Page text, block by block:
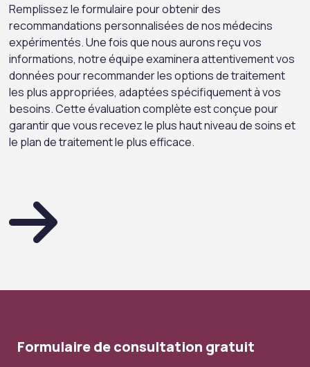
Remplissez le formulaire pour obtenir des
recommandations personnalisées de nos médecins
expérimentés. Une fois que nous aurons reçu vos
informations, notre équipe examinera attentivement vos
données pour recommander les options de traitement
les plus appropriées, adaptées spécifiquement à vos
besoins. Cette évaluation complète est conçue pour
garantir que vous recevez le plus haut niveau de soins et
le plan de traitement le plus efficace.
Formulaire de consultation gratuit